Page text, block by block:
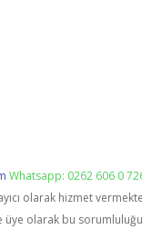
Whatsapp: 0262 606 0
olarak hizmet
olarak bu